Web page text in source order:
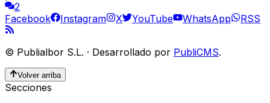
2
Facebook
Instagram X YouTube WhatsApp RSS
© Publialbor S.L. · Desarrollado por PubliCMS.
Volver arriba
Secciones